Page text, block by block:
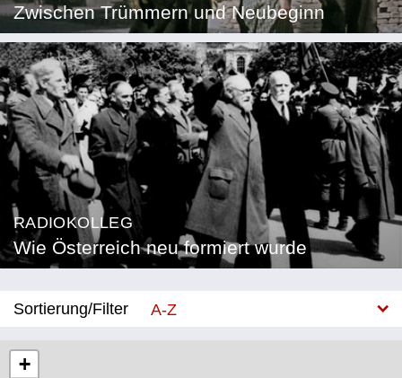
Zwischen Trümmern und Neubeginn
RADIOKOLLEG
Wie Österreich neu formiert wurde
Sortierung/Filter
A-Z
+